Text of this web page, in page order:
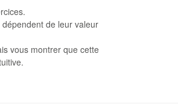
de leur valeur
vous montrer que cette